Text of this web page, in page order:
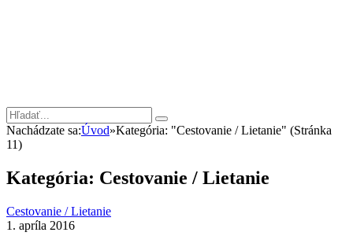
Nachádzate sa:Úvod»Kategória: "Cestovanie / Lietanie" (Stránka
11)
Kategória: Cestovanie / Lietanie
Cestovanie / Lietanie
1. apríla 2016